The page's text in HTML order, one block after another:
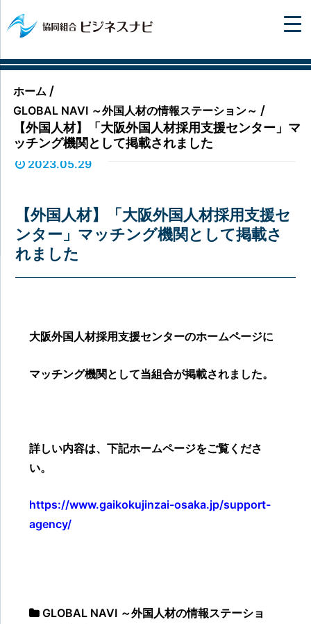
ホーム /
GLOBAL NAVI ～外国人材の情報ステーション～ /
【外国人材】「大阪外国人材採用支援センター」マ
ッチング機関として掲載されました
2023.05.29
【外国人材】「大阪外国人材採用支援セ
ンター」マッチング機関として掲載さ
れました
大阪外国人材採用支援センターのホームページに
マッチング機関として当組合が掲載されました。
詳しい内容は、下記ホームページをご覧くださ
い。
https://www.gaikokujinzai-osaka.jp/support-
agency/
GLOBAL NAVI ～外国人材の情報ステーショ